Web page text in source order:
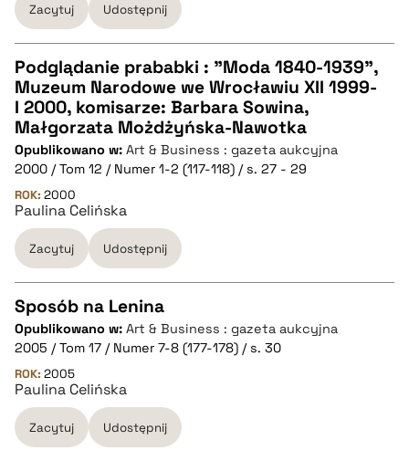
Zacytuj Udostępnij
CZYSTY TEKST
pobierz cytat
BIBTEX
pobierz cytat
Podglądanie prababki : "Moda 1840-1939",
Muzeum Narodowe we Wrocławiu XII 1999-
I 2000, komisarze: Barbara Sowina,
Małgorzata Możdżyńska-Nawotka
Opublikowano w: Art & Business : gazeta aukcyjna
2000 / Tom 12 / Numer 1-2 (117-118) / s. 27 - 29
ROK: 2000
Paulina Celińska
Zacytuj Udostępnij
CZYSTY TEKST
pobierz cytat
BIBTEX
Sposób na Lenina
Opublikowano w: Art & Business : gazeta aukcyjna
2005 / Tom 17 / Numer 7-8 (177-178) / s. 30
ROK: 2005
Paulina Celińska
Zacytuj Udostępnij